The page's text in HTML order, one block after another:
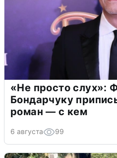
«Не просто слух»:
Бондарчуку
роман — с кем
6 августа 99